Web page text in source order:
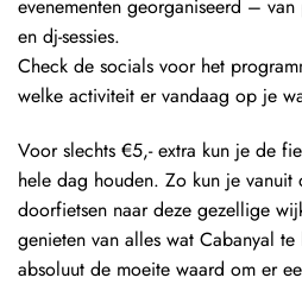
evenementen georganiseerd –
en dj-sessies.
Check de socials voor het
welke activiteit er vandaag op je
Voor slechts €5,- extra kun je de
hele dag houden. Zo kun je vanuit
doorfietsen naar deze gezellige
genieten van alles wat Cabanyal
absoluut de moeite waard om er